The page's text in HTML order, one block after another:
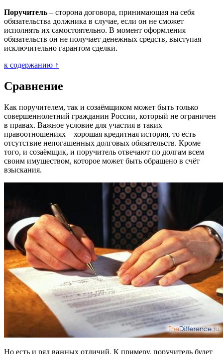
Поручитель – сторона договора, принимающая на себя
обязательства должника в случае, если он не сможет
исполнять их самостоятельно. В момент оформления
обязательств он не получает денежных средств, выступая
исключительно гарантом сделки.
к содержанию ↑
Сравнение
Как поручителем, так и созаёмщиком может быть только
совершеннолетний гражданин России, который не ограничен
в правах. Важное условие для участия в таких
правоотношениях – хорошая кредитная история, то есть
отсутствие непогашенных долговых обязательств. Кроме
того, и созаёмщик, и поручитель отвечают по долгам всем
своим имуществом, которое может быть обращено в счёт
взыскания.
Но есть и ряд важных отличий. К примеру, поручитель будет